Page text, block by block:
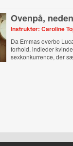
Ovenpå,
Instruktør: Caroline
Da Emmas overbo
forhold, indleder
sexkonkurrence, der